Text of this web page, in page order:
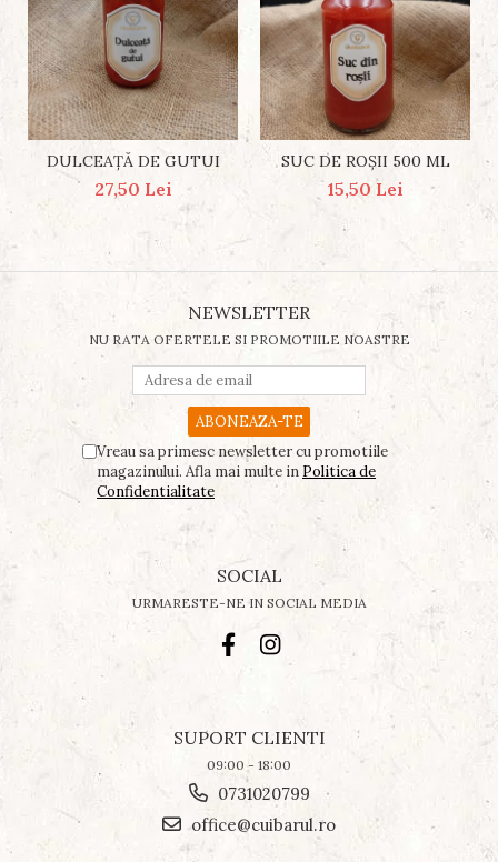
DULCEAȚĂ DE GUTUI
27,50 Lei
SUC DE ROȘII 500 ML
15,50 Lei
NEWSLETTER
NU RATA OFERTELE SI PROMOTIILE NOASTRE
Vreau sa primesc newsletter cu promotiile
magazinului. Afla mai multe inPolitica de
Confidentialitate
SOCIAL
URMARESTE-NE IN SOCIAL MEDIA
SUPORT CLIENTI
09:00 - 18:00
0731020799
office@cuibarul.ro